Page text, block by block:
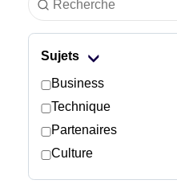
Industrie
Services financiers
Industrie manufacturière
Assurance
Sujets
Business
Technique
Partenaires
Culture